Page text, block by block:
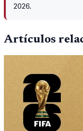
2026.
Artículos